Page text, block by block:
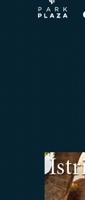
Arena Hospitality